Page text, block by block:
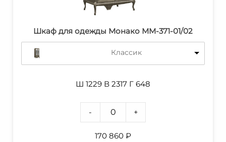
Шкаф для одежды Монако ММ-371-01/02
Классик
Ш 1229 В 2317 Г 648
- +
170 860 ₽